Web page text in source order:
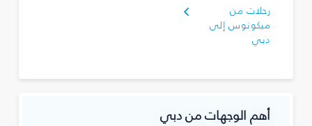
رحلات من
ميكونوس إلى
دبي
أهم الوجهات من دبي